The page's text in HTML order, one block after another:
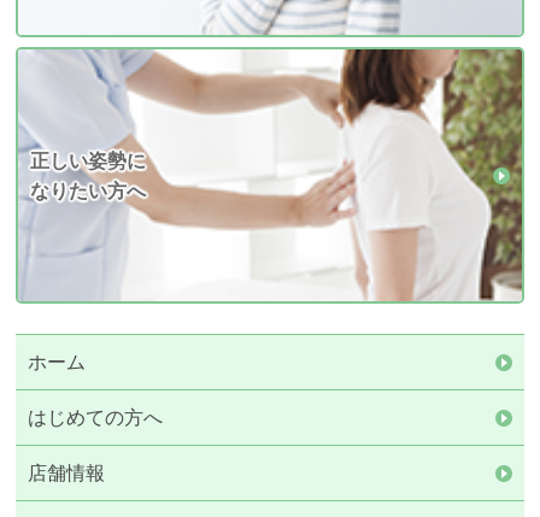
正しい姿勢に
なりたい方へ
ホーム
はじめての方へ
店舗情報